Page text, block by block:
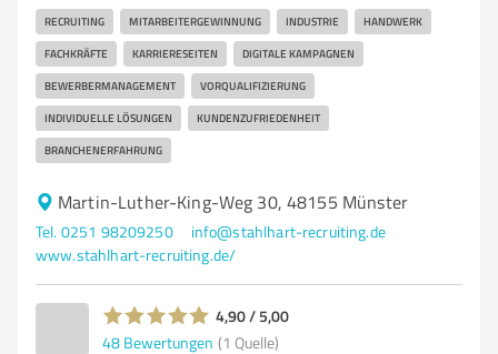
RECRUITING MITARBEITERGEWINNUNG INDUSTRIE HANDWERK
FACHKRÄFTE KARRIERESEITEN DIGITALE KAMPAGNEN
BEWERBERMANAGEMENT VORQUALIFIZIERUNG
INDIVIDUELLE LÖSUNGEN KUNDENZUFRIEDENHEIT
BRANCHENERFAHRUNG
Martin-Luther-King-Weg 30, 48155 Münster
Tel. 0251 98209250
info@stahlhart-recruiting.de
www.stahlhart-recruiting.de/
4,90 / 5,00
48 Bewertungen (1 Quelle)